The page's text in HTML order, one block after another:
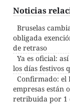
Noticias
Bruselas
obligada
de retraso
Ya es oficial:
los días festivos
Confirmado: el
empresas están
retribuida por 1